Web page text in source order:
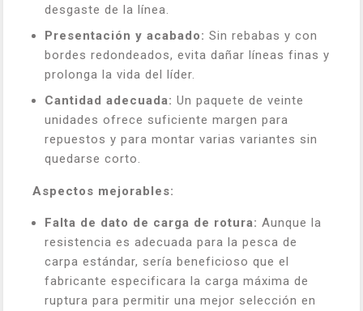
desgaste de la línea.
Presentación y acabado: Sin rebabas y con
bordes redondeados, evita dañar líneas finas y
prolonga la vida del líder.
Cantidad adecuada: Un paquete de veinte
unidades ofrece suficiente margen para
repuestos y para montar varias variantes sin
quedarse corto.
Aspectos mejorables:
Falta de dato de carga de rotura: Aunque la
resistencia es adecuada para la pesca de
carpa estándar, sería beneficioso que el
fabricante especificara la carga máxima de
ruptura para permitir una mejor selección en